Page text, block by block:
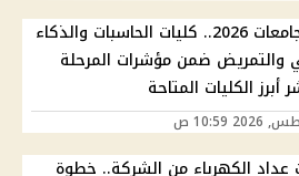
تنسيق الجامعات 2026.. كليات الحاسبات والذكاء
والتمريض ضمن مؤشرات المرحلة
أبرز الكليات المتاحة
الكهرباء من الشركة.. خطوة